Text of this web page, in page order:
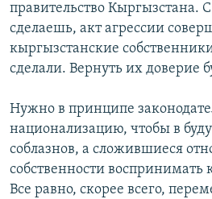
правительство Кыргызстана.
сделаешь, акт агрессии
кыргызстанские
сделали. Вернуть их доверие
Нужно в принципе
национализацию, чтобы в
соблазнов, а сложившиеся
собственности воспринимать
Все равно, скорее всего,